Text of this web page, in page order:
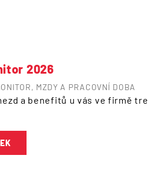
2026
MZDY A PRACOVNÍ DOBA
a benefitů u vás ve firmě